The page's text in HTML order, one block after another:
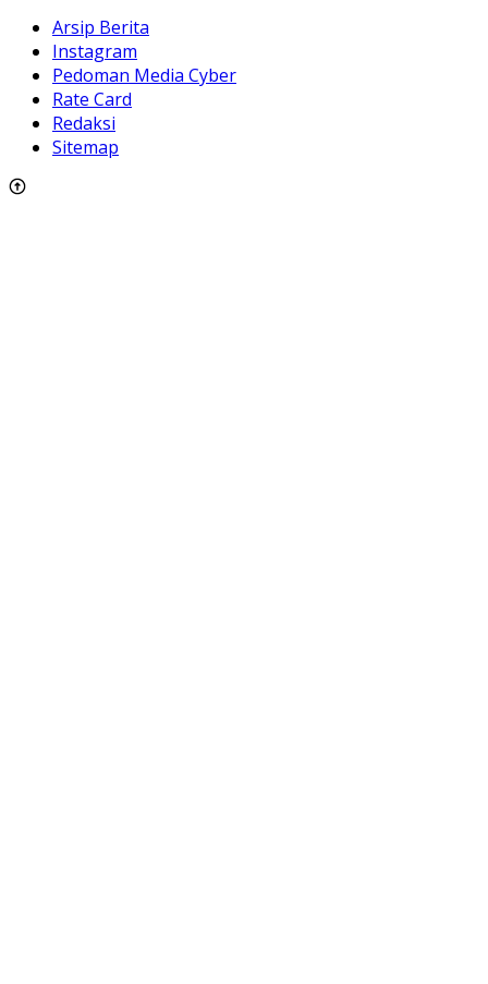
Arsip Berita
Instagram
Pedoman Media Cyber
Rate Card
Redaksi
Sitemap